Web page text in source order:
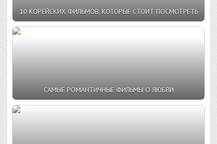
10 КОРЕЙСКИХ ФИЛЬМОВ, КОТОРЫЕ СТОИТ ПОСМОТРЕТЬ
САМЫЕ РОМАНТИЧНЫЕ ФИЛЬМЫ О ЛЮБВИ